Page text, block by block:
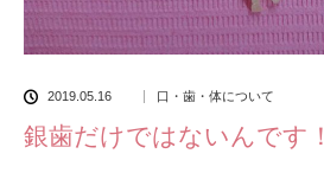
2019.05.16 口・歯・体について
銀歯だけではないんです！